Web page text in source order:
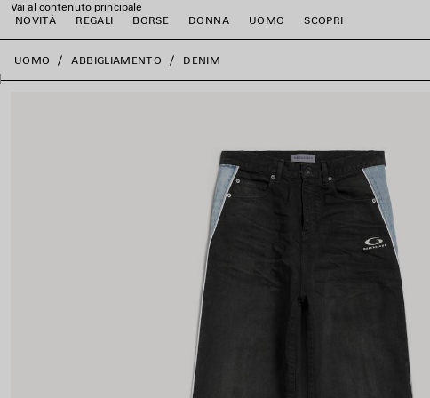
Vai al contenuto principale
NOVITÀ
REGALI BORSE DONNA UOMO SCOPRI
close the banner
UOMO ABBIGLIAMENTO DENIM